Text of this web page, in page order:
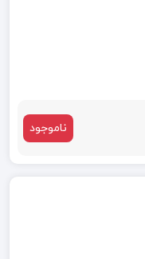
ناموجود